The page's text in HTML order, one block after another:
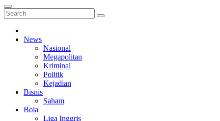
News
Nasional
Megapolitan
Kriminal
Politik
Kejadian
Bisnis
Saham
Bola
Liga Inggris